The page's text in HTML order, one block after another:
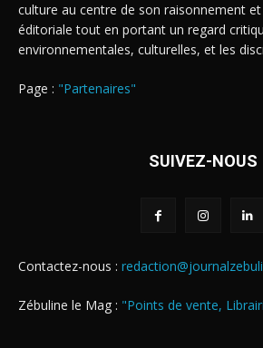
culture au centre de son raisonnement
éditoriale tout en portant un regard
environnementales, culturelles, et les
Page : "Partenaires"
SUIVEZ-NOUS
Contactez-nous :
Zébuline le Mag : "Points de vente,